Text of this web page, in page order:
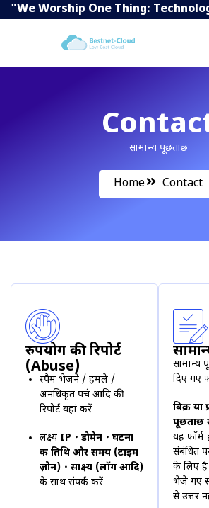
"We Worship One Thing:
सामान्य पूछताछ
Home Contact
दुरुपयोग की रिपोर्ट
(Abuse)
स्पैम भेजने / हमले /
अनधिकृत पहुंच आदि की
रिपोर्ट यहां करें
लक्ष्य IP・डोमेन・घटना
की तिथि और समय (टाइम
ज़ोन)・साक्ष्य (लॉग आदि)
के साथ संपर्क करें
सामान्य
दिए गए
बिक्री
पूछताछ
यह
संबंधित
के लिए
भेजे गए
से उत्तर